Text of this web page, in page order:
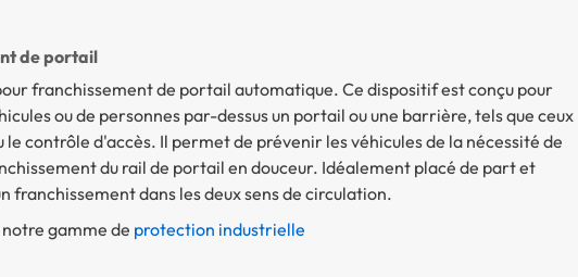
de portail
franchissement de portail automatique. Ce dispositif est conçu pour
ou de personnes par-dessus un portail ou une barrière, tels que ceux
le contrôle d'accès. Il permet de prévenir les véhicules de la nécessité de
du rail de portail en douceur. Idéalement placé de part et
franchissement dans les deux sens de circulation.
gamme de protection industrielle